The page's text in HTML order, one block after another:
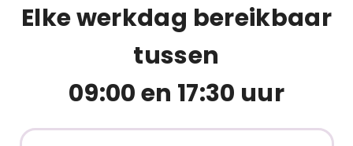
Elke werkdag bereikbaar
tussen
09:00 en 17:30 uur